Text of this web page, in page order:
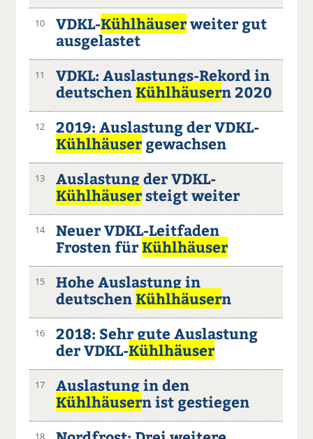
10 VDKL-Kühlhäuserweiter gut
ausgelastet
11
VDKL: Auslastungs-Rekord in
deutschenKühlhäusern 2020
12
2019: Auslastung der VDKL-
Kühlhäuser gewachsen
13
Auslastung der VDKL-
Kühlhäusersteigt weiter
14
Neuer VDKL-Leitfaden
Frosten fürKühlhäuser
15
Hohe Auslastung in
deutschenKühlhäusern
16
2018: Sehr gute Auslastung
der VDKL-Kühlhäuser
17
Auslastung in den
Kühlhäusern ist gestiegen
18